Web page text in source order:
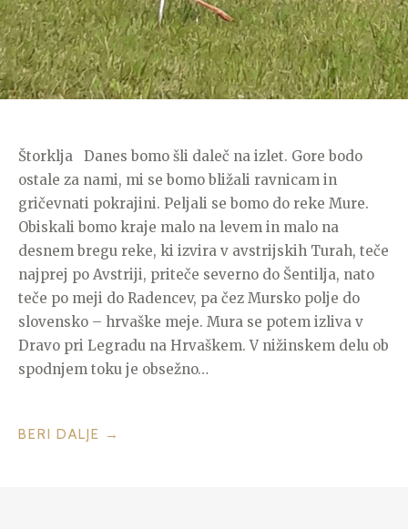
Štorklja Danes bomo šli daleč na izlet. Gore bodo
ostale za nami, mi se bomo bližali ravnicam in
gričevnati pokrajini. Peljali se bomo do reke Mure.
Obiskali bomo kraje malo na levem in malo na
desnem bregu reke, ki izvira v avstrijskih Turah, teče
najprej po Avstriji, priteče severno do Šentilja, nato
teče po meji do Radencev, pa čez Mursko polje do
slovensko – hrvaške meje. Mura se potem izliva v
Dravo pri Legradu na Hrvaškem. V nižinskem delu ob
spodnjem toku je obsežno…
BERI DALJE “NA
→